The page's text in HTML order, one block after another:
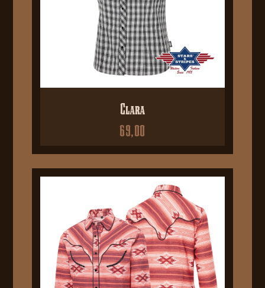
Clara
69,00